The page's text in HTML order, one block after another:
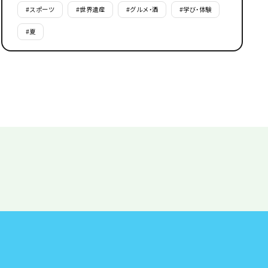
#スポーツ #世界遺産 #グルメ・酒 #学び・体験
#夏